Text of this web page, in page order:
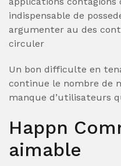
indispensable de
argumenter au des
circuler
Un bon difficulte en
continue le nombre de
manque d’utilisateurs
Happn
aimable